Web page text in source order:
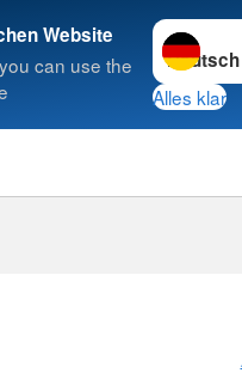
Website
can use the
Sprache
Alles klar
Suche